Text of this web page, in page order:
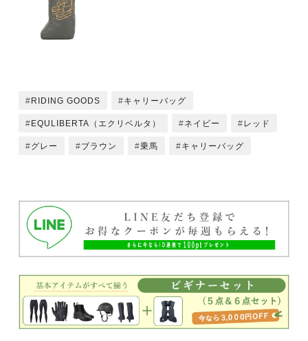
RIDING GOODS キャリーバッグ
EQULIBERTA（エクリベルタ） ネイビー レッド
グレー ブラウン 乗馬 キャリーバッグ